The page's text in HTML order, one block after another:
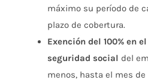
máximo su período de
plazo de cobertura.
Exención del 100% en
seguridad social del
menos, hasta el mes